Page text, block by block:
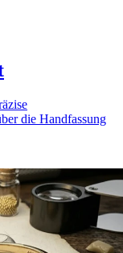
die Handfassung